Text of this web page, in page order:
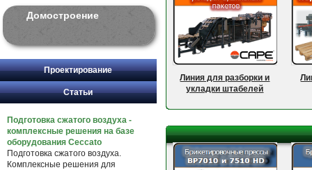
Домостроение
Проектирование
Статьи
Подготовка сжатого воздуха -
комплексные решения на базе
оборудования Ceccato
Подготовка сжатого воздуха.
Комплексные решения для
Линия для разборки и
укладки штабелей